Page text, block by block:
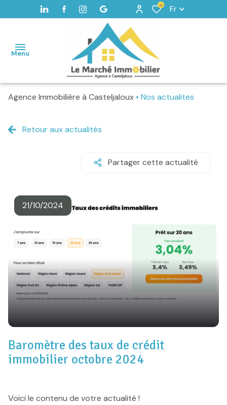
0 Fr
Menu
Valorisation
e-mail
Newsletter
Honoraires
Agence Immobilière à Casteljaloux Nos actualites
Retour aux actualités
Partager cette actualité
21/10/2024
Baromètre des taux de crédit
immobilier octobre 2024
Voici le contenu de votre actualité !